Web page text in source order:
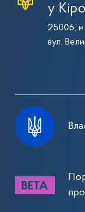
у
25006,
вул.